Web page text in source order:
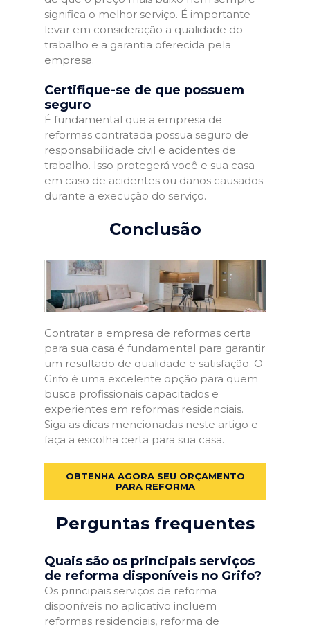
significa o melhor serviço. É importante
levar em consideração a qualidade do
trabalho e a garantia oferecida pela
empresa.
Certifique-se de que possuem
seguro
É fundamental que a empresa de
reformas contratada possua seguro de
responsabilidade civil e acidentes de
trabalho. Isso protegerá você e sua casa
em caso de acidentes ou danos causados
durante a execução do serviço.
Conclusão
Contratar a empresa de reformas certa
para sua casa é fundamental para garantir
um resultado de qualidade e satisfação. O
Grifo é uma excelente opção para quem
busca profissionais capacitados e
experientes em reformas residenciais.
Siga as dicas mencionadas neste artigo e
faça a escolha certa para sua casa.
OBTENHA AGORA SEU ORÇAMENTO
PARA REFORMA
Perguntas frequentes
Quais são os principais serviços
de reforma disponíveis no Grifo?
Os principais serviços de reforma
disponíveis no aplicativo incluem
reformas residenciais, reforma de